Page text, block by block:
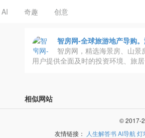
AI 奇趣 创意
智房网-全球旅游地产导购
智房网，精选海景房、山
用户提供全面及时的投资环境、旅
相似网站
© 2017-
友情链接： 人生解答书AI导航灯